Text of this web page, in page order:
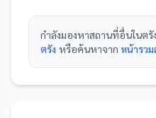
กำลังมองหาสถานที่อื่นในตรัง
ตรัง หรือค้นหาจาก หน้ารวม